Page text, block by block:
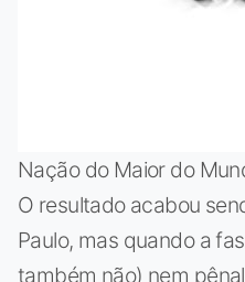
Nação do Maior do
O resultado acabou
Paulo, mas quando a
também não) nem